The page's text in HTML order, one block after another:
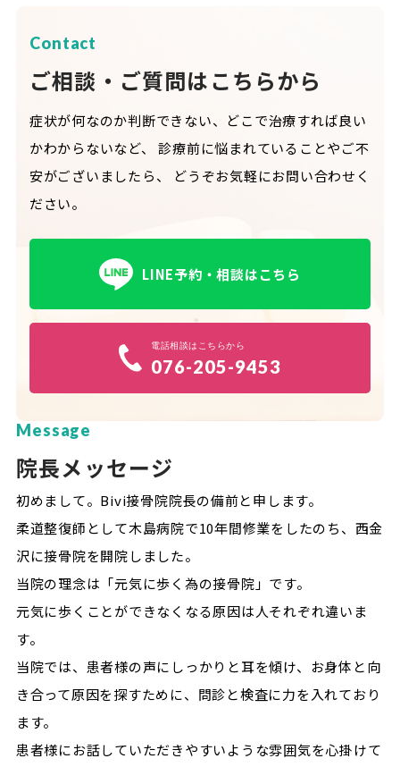
Contact
ご相談・ご質問はこちらから
症状が何なのか判断できない、どこで治療すれば良い
かわからないなど、
診療前に悩まれていることやご不
安がございましたら、
どうぞお気軽にお問い合わせく
ださい。
LINE予約・相談はこちら
電話相談はこちらから
076-205-9453
Message
院長メッセージ
初めまして。Bivi接骨院院長の備前と申します。
柔道整復師として木島病院で10年間修業をしたのち、西金
沢に接骨院を開院しました。
当院の理念は「元気に歩く為の接骨院」です。
元気に歩くことができなくなる原因は人それぞれ違いま
す。
当院では、患者様の声にしっかりと耳を傾け、お身体と向
き合って原因を探すために、問診と検査に力を入れており
ます。
患者様にお話していただきやすいような雰囲気を心掛けて